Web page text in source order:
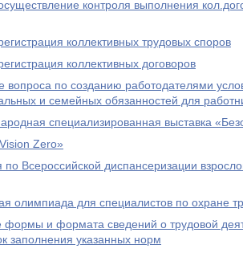
контроля выполнения
коллективных трудовых споров
коллективных договоров
вопроса по созданию работодателями
и семейных обязанностей для
специализированная выставка
Zero»
Всероссийской диспансеризации
олимпиада для специалистов по охране
формы и формата сведений о трудовой
заполнения указанных норм